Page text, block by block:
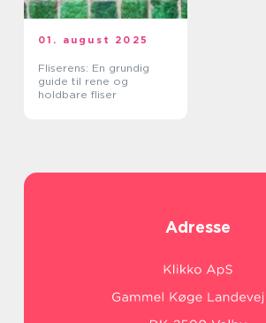
01. august 2025
Fliserens: En grundig
guide til rene og
holdbare fliser
Adresse